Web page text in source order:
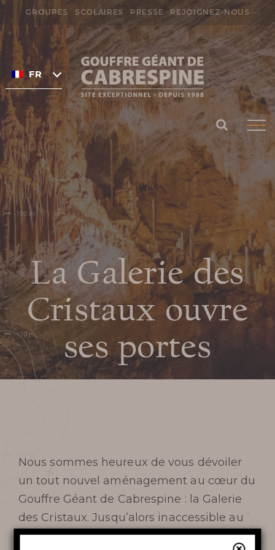
Passer
au
contenu
GROUPES SCOLAIRES PRESSE REJOIGNEZ-NOUS
Préparer ma
visite
HORAIRES DU GOUFFRE DE
CABRESPINE
TARIFS ET BILLETTERIE EN
LIGNE
PLAN ET ACCÈS AU
AUTOUR DU GOUFFRE
Rechercher:
FRANÇAIS
La Galerie des
Cristaux ouvre
ses portes
Nous sommes heureux de vous dévoiler
un tout nouvel aménagement au cœur du
Gouffre Géant de Cabrespine : la Galerie
des Cristaux. Jusqu’alors inaccessible au
public, cette galerie révèle l’un des lieux